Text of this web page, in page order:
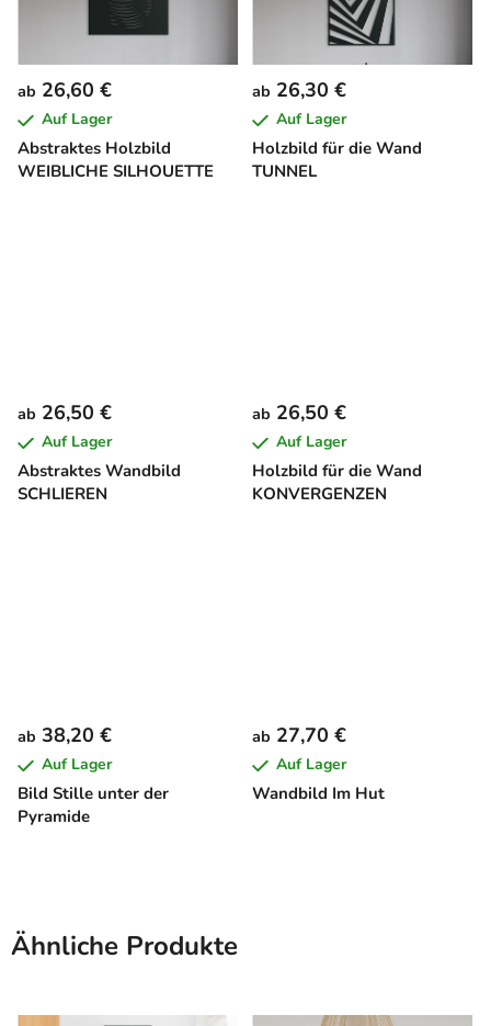
Abstraktes Holzbild
WEIBLICHE SILHOUETTE
ab 26,60 €
Auf Lager
Holzbild für die Wand
TUNNEL
ab 26,30 €
Auf Lager
Abstraktes Wandbild
SCHLIEREN
ab 26,50 €
Auf Lager
Holzbild für die Wand
KONVERGENZEN
ab 26,50 €
Auf Lager
Bild Stille unter der
Pyramide
ab 38,20 €
Auf Lager
Wandbild Im Hut
ab 27,70 €
Auf Lager
Ähnliche Produkte